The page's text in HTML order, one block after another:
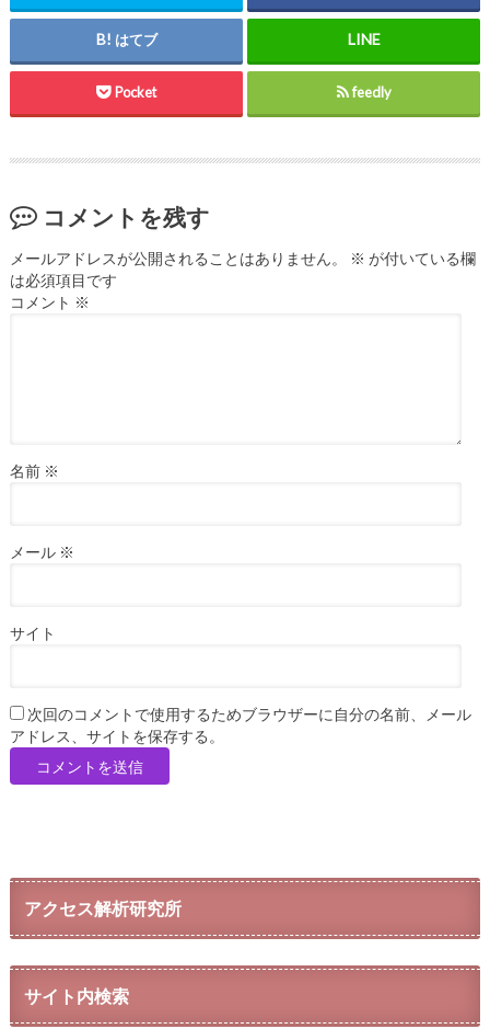
はてブ
Pocket feedly
コメントを残す
メールアドレスが公開されることはありません。 ※ が付いている欄
は必須項目です
コメント ※
名前 ※
メール ※
サイト
次回のコメントで使用するためブラウザーに自分の名前、メール
アドレス、サイトを保存する。
アクセス解析研究所
サイト内検索